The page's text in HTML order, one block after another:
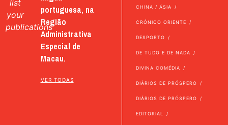
list
your
publications
portuguesa, na
Região
Administrativa
Especial de
Macau.
VER TODAS
CHINA / ÁSIA
CRÓNICO ORIENTE
DESPORTO
DE TUDO E DE NADA
DIVINA COMÉDIA
DIÁRIOS DE PRÓSPERO
DIÁRIOS DE PRÓSPERO
EDITORIAL